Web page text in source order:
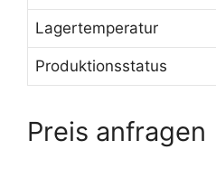
Lagertemperatur
Produktionsstatus
Preis anfragen